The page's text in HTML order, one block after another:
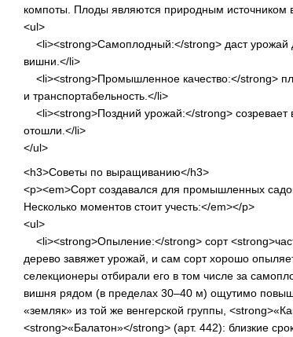
компоты. Плоды являются природным источником
<ul>
<li><strong>Самоплодный:</strong> даст
вишни.</li>
<li><strong>Промышленное качество:</strong>
и транспортабельность.</li>
<li><strong>Поздний урожай:</strong> созревает
отошли.</li>
</ul>
<h3>Советы по выращиванию</h3>
<p><em>Сорт создавался для промышленных
Несколько моментов стоит учесть:</em></p>
<ul>
<li><strong>Опыление:</strong> сорт
дерево завяжет урожай, и сам сорт хорошо
селекционеры отбирали его в том числе за
вишня рядом (в пределах 30–40 м) ощутимо
«земляк» из той же венгерской группы,
<strong>«Балатон»</strong> (арт. 442): близкие